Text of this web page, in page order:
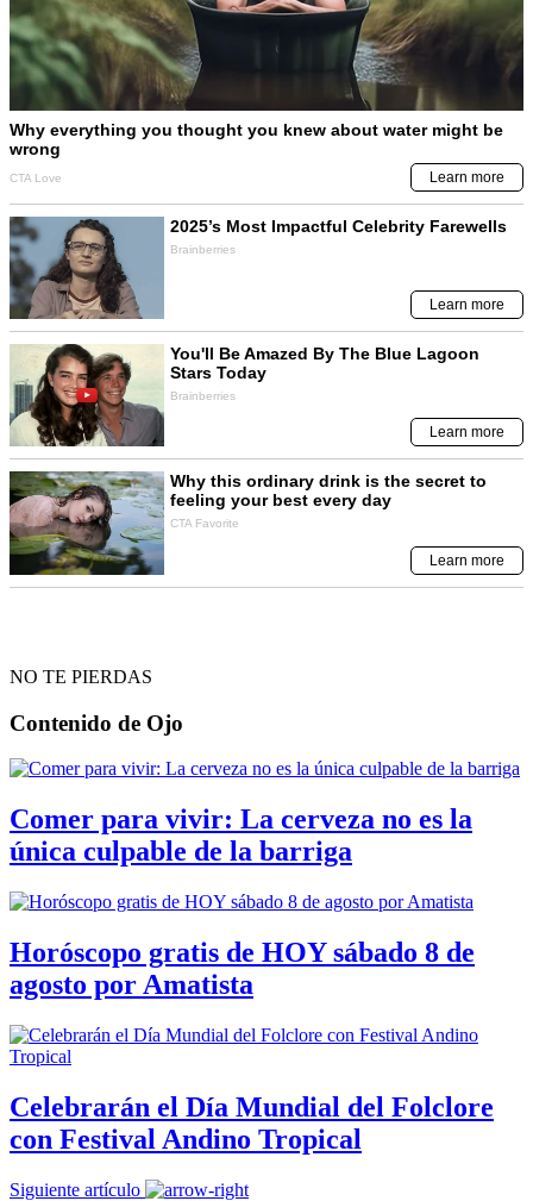
NO TE PIERDAS
Contenido de Ojo
Comer para vivir: La cerveza no es la
única culpable de la barriga
Horóscopo gratis de HOY sábado 8 de
agosto por Amatista
Celebrarán el Día Mundial del Folclore
con Festival Andino Tropical
Siguiente artículo